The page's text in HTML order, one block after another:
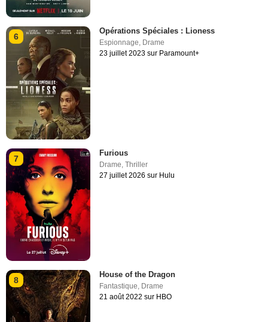
6
Opérations Spéciales : Lioness
Espionnage, Drame
23 juillet 2023 sur Paramount+
7
Furious
Drame ,Thriller
27 juillet 2026 sur Hulu
8
House of the Dragon
Fantastique, Drame
21 août 2022 sur HBO